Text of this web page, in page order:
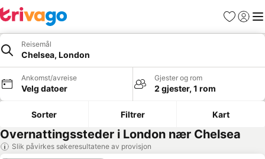
Favoritter
Logg
Reisemål
Chelsea, London
Ankomst/avreise
Velg datoer
Gjester og rom
2 gjester, 1 rom
Sorter Filtrer Kart
Overnattingssteder i London nær Chelsea
Slik påvirkes søkeresultatene av provisjon